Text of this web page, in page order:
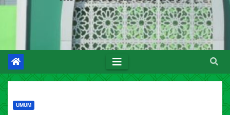
UMUM